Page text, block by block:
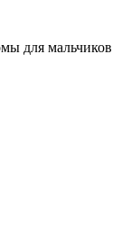
для мальчиков